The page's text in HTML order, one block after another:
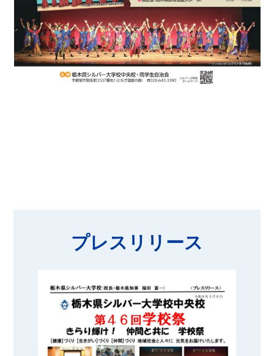
プレスリリース